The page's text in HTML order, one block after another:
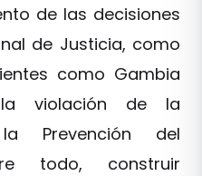
de las decisiones
de Justicia, como
como Gambia
violación de la
Prevención del
todo, construir